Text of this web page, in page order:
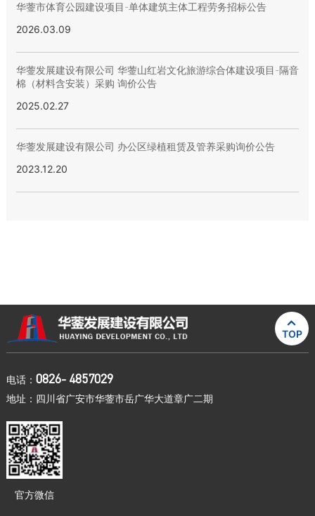
华蓥市体育公园建设项目-单体建筑主体工程劳务招标公告
2026.03.09
华蓥发展建设有限公司 华蓥山红岩文化旅游综合体建设项目-隔音
棉（材料含安装）采购 询价公告
2025.02.27
华蓥发展建设有限公司 办公区绿植租赁及管养采购询价公告
2023.12.20

TOP
电话： 0826- 4857029
地址：四川省广安市华蓥市岳广华大道章广二期
官方微信